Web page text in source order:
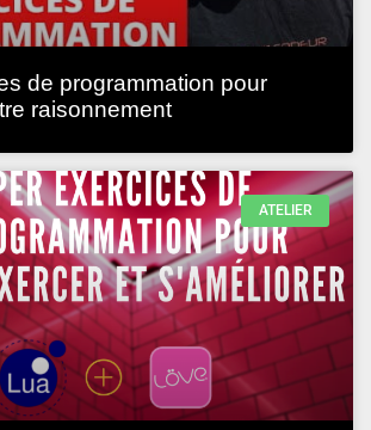
de programmation pour
raisonnement
ATELIER